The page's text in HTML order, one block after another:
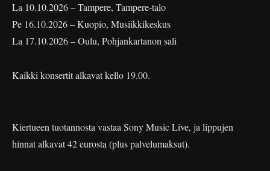
La 10.10.2026 – Tampere, Tampere-talo
Pe 16.10.2026 – Kuopio, Musiikkikeskus
La 17.10.2026 – Oulu, Pohjankartanon sali
Kaikki konsertit alkavat kello 19.00.
Kiertueen tuotannosta vastaa Sony Music Live, ja lippujen
hinnat alkavat 42 eurosta (plus palvelumaksut).